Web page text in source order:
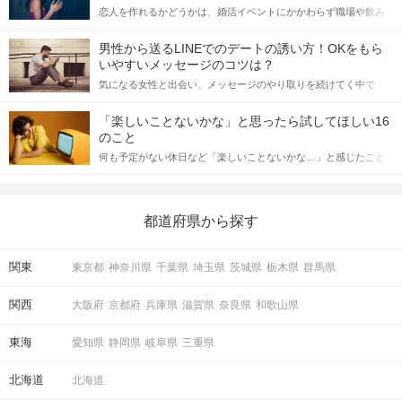
恋人を作れるかどうかは、婚活イベントにかかわらず職場や飲み
てアプローチできるかにも左右されます。 これから恋人作りを本
格的に始めようとしている方は、女性が異性を求めて出すサイン
をしっかりと理解し、正しい行動に移せるかどうかが重要。 この
記事では、女性が話しかけて欲しい時に出すサインとその心理を
合にどのような行動に繋げるべきかをご紹介していきます。
男性から送るLINEでのデートの誘い方！OKをもら
いやすいメッセージのコツは？
気になる女性と出会い、メッセージのやり取りを続けてく中で
しかし、中には「どう誘ったらいいの？」とお困りの男性もいら
っしゃるのではないでしょうか。 そこで今回は、男性から女性へ
送るLINEでのデートの誘い方のコツをご紹介します。例文も混じ
えながら解説するので、ぜひ参考にしてください。
「楽しいことないかな」と思ったら試してほしい16
のこと
何も予定がない休日など「楽しいことないかな…」と感じたこと
の楽しいことアイデアを集めました♪ いままさに楽しいことを探し
都道府県から探す
関東 東京都 神奈川県 千葉県 埼玉県 茨城県 栃木県 群馬県
関西 大阪府 京都府 兵庫県 滋賀県 奈良県 和歌山県
東海 愛知県 静岡県 岐阜県 三重県
北海道 北海道